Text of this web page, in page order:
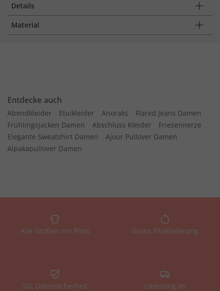
Details
Material
Entdecke auch
Abendkleider Etuikleider Anoraks
Flared Jeans Damen
Frühlingsjacken Damen
Abschluss Kleider
Friesennerze
Elegante Sweatshirt Damen
Ajour Pullover Damen
Alpakapullover Damen
Alle Größen ein Preis Gratis Filiallieferung
SSL Datensicherheit
Lieferung an